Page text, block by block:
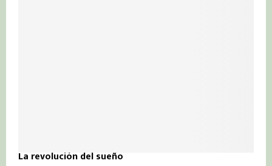
La revolución del sueño